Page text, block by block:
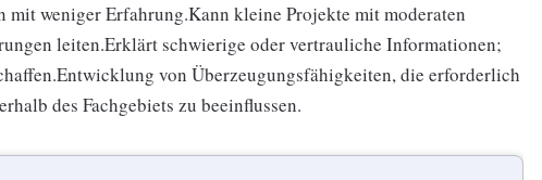
mit weniger Erfahrung.Kann kleine Projekte mit moderaten
leiten.Erklärt schwierige oder vertrauliche Informationen;
von Überzeugungsfähigkeiten, die erforderlich
des Fachgebiets zu beeinflussen.